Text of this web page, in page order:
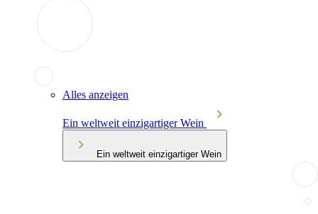
Alles anzeigen
Ein weltweit einzigartiger Wein
Ein weltweit einzigartiger Wein